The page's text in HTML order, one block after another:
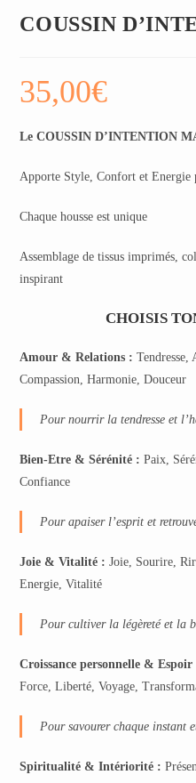
COUSSIN
35,00€
Le COUSSIN D’INTENTION
Apporte Style, Confort et Energie
Chaque housse est unique
Assemblage de tissus imprimés,
inspirant
CHOISIS
Amour & Relations : Tendresse,
Compassion, Harmonie, Douceur
Pour nourrir la tendresse et
Bien-Etre & Sérénité : Paix,
Confiance
Pour apaiser l’esprit et
Joie & Vitalité : Joie, Sourire,
Energie, Vitalité
Pour cultiver la légèreté et la
Croissance personnelle & Espoir
Force, Liberté, Voyage,
Pour savourer chaque instant
Spiritualité & Intériorité :